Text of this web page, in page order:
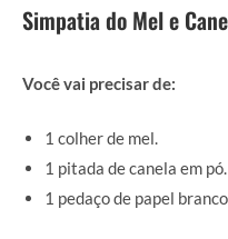
Simpatia do Mel e
Você vai precisar de:
1 colher de mel.
1 pitada de canela em pó.
1 pedaço de papel